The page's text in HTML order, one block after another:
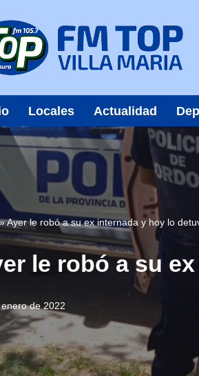
Locales Actualidad
Ayer le robó a su ex internada y hoy lo
le robó a su
de 2022